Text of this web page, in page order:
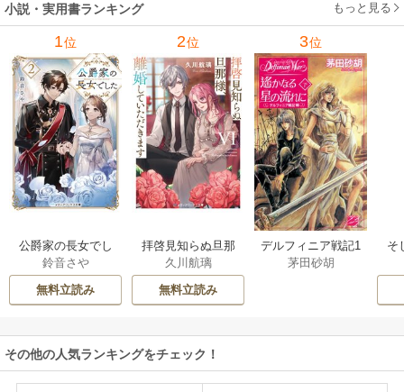
小説・実用書ランキング もっと見る
1位
公爵家の長女でし
た
鈴音さや
無料立読み
2位
拝啓見知らぬ旦那
様、離婚していた
だきます
久川航璃
無料立読み
3位
デルフィニア戦記1
茅田砂胡
そ
その他の人気ランキングをチェック！